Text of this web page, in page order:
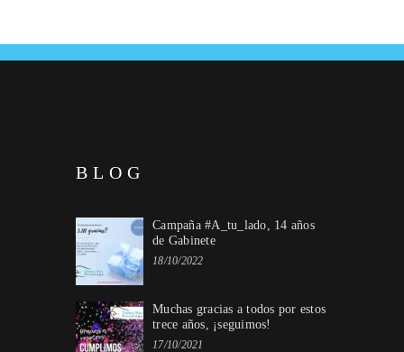
BLOG
Campaña #A_tu_lado, 14 años
de Gabinete
18/10/2022
Muchas gracias a todos por estos
trece años, ¡seguimos!
17/10/2021